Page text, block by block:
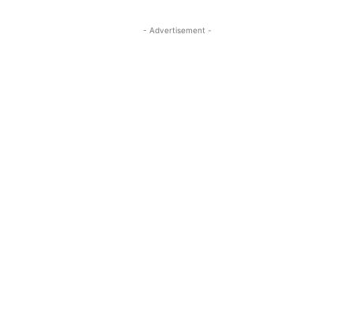
- Advertisement -